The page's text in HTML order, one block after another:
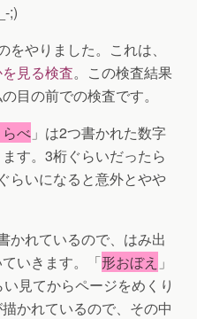
;)
をやりました。これは、
見る検査。この検査結果
目の前での検査です。
べ 」は2つ書かれた数字
す。3桁ぐらいだったら
らいになると意外とやや
かれているので、はみ出
いきます。「形おぼえ 」
見てからページをめくり
かれているので、その中